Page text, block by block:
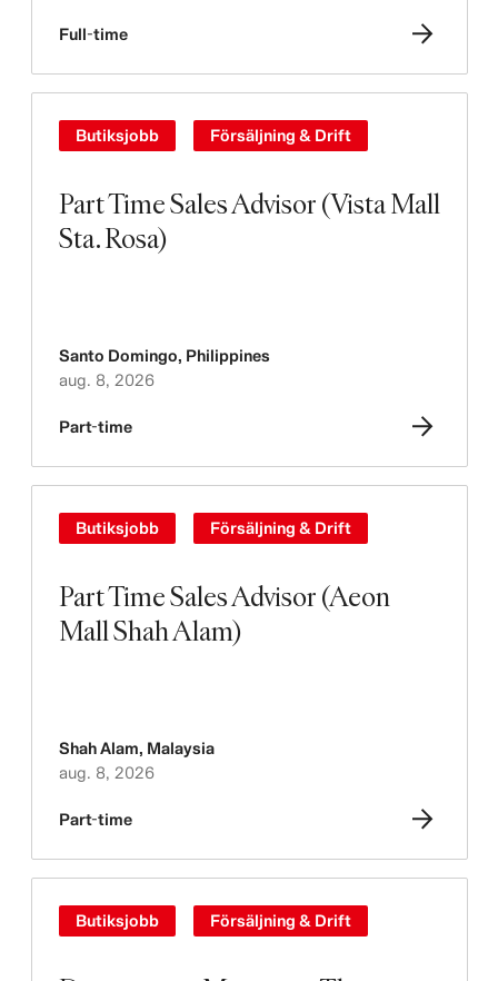
Full-time
Part Time Sales Advisor (Vista Mall
Sta. Rosa)
Butiksjobb Försäljning & Drift
Santo Domingo, Philippines
aug. 8, 2026
Part-time
Part Time Sales Advisor (Aeon
Mall Shah Alam)
Butiksjobb Försäljning & Drift
Shah Alam, Malaysia
aug. 8, 2026
Part-time
Butiksjobb Försäljning & Drift